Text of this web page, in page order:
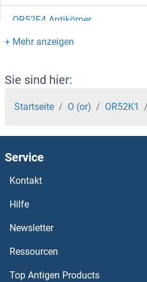
OR52E4 Antikörper
OR52E2 Antikörper
OR52E1 Antikörper
OR52D1 Antikörper
OR52B6 Antikörper
OR52B2 Antikörper
OR52A1 Antikörper
OR51V1 Antikörper
Sie sind hier:
Startseite O (or) OR52K1
Service
Kontakt
Hilfe
Newsletter
Ressourcen
Top Antigen Products